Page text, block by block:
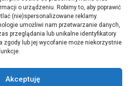
o urządzeniu. Robimy to, aby poprawić
(nie)spersonalizowane reklamy.
umożliwi nam przetwarzanie danych,
przeglądania lub unikalne identyfikatory
zgody lub jej wycofanie może niekorzystnie
Akceptuję
Góry